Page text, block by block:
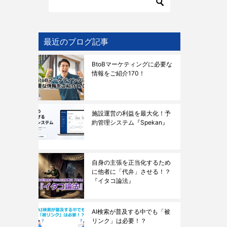
最近のブログ記事
BtoBマーケティングに必要な
情報をご紹介170！
施設運営の利益を最大化！予
約管理システム『Spekan』
自身の主張を正当化するため
に他者に「代弁」させる！？
『イタコ論法』
AI検索が普及する中でも「被
リンク」は必要！？